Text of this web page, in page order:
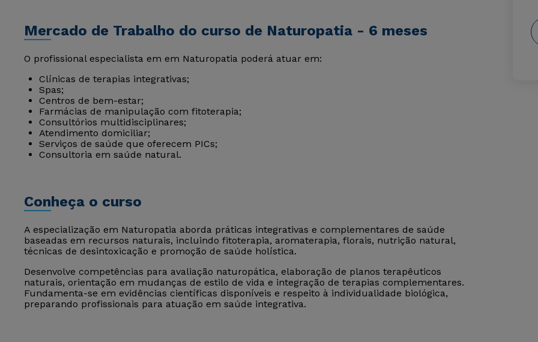
Mercado de Trabalho do curso de Naturopatia - 6 meses
O profissional especialista em em Naturopatia poderá atuar em:
Clínicas de terapias integrativas;
Spas;
Centros de bem-estar;
Farmácias de manipulação com fitoterapia;
Consultórios multidisciplinares;
Atendimento domiciliar;
Serviços de saúde que oferecem PICs;
Consultoria em saúde natural.
Conheça o curso
A especialização em Naturopatia aborda práticas integrativas e complementares de saúde
baseadas em recursos naturais, incluindo fitoterapia, aromaterapia, florais, nutrição natural,
técnicas de desintoxicação e promoção de saúde holística.
Desenvolve competências para avaliação naturopática, elaboração de planos terapêuticos
naturais, orientação em mudanças de estilo de vida e integração de terapias complementares.
Fundamenta-se em evidências científicas disponíveis e respeito à individualidade biológica,
preparando profissionais para atuação em saúde integrativa.